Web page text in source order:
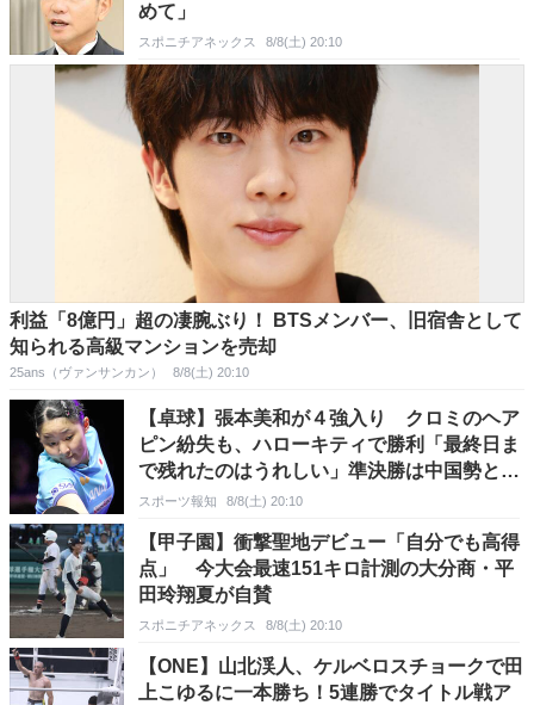
めて」
スポニチアネックス 8/8(土) 20:10
利益「8億円」超の凄腕ぶり！ BTSメンバー、旧宿舎として
知られる高級マンションを売却
25ans（ヴァンサンカン） 8/8(土) 20:10
【卓球】張本美和が４強入り クロミのヘア
ピン紛失も、ハローキティで勝利「最終日ま
で残れたのはうれしい」準決勝は中国勢と激
突
スポーツ報知 8/8(土) 20:10
【甲子園】衝撃聖地デビュー「自分でも高得
点」 今大会最速151キロ計測の大分商・平
田玲翔夏が自賛
スポニチアネックス 8/8(土) 20:10
【ONE】山北渓人、ケルベロスチョークで田
上こゆるに一本勝ち！5連勝でタイトル戦ア